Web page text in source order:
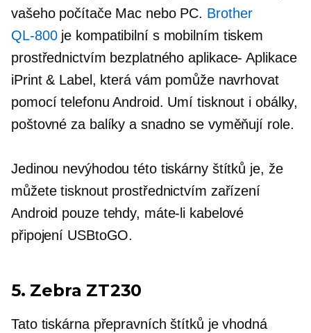
vašeho počítače Mac nebo PC. Brother
QL-800je kompatibilní s mobilním tiskem
prostřednictvím bezplatnéhoaplikace- Aplikace
iPrint & Label, která vám pomůže navrhovat
pomocí telefonu Android. Umí tisknout i obálky,
poštovné za balíky a snadno se vyměňují role.
Jedinou nevýhodou této tiskárny štítků je, že
můžete tisknout prostřednictvím zařízení
Android pouze tehdy, máte-li kabelové
připojení USBtoGO.
5. Zebra ZT230
Tato tiskárna přepravních štítků je vhodná